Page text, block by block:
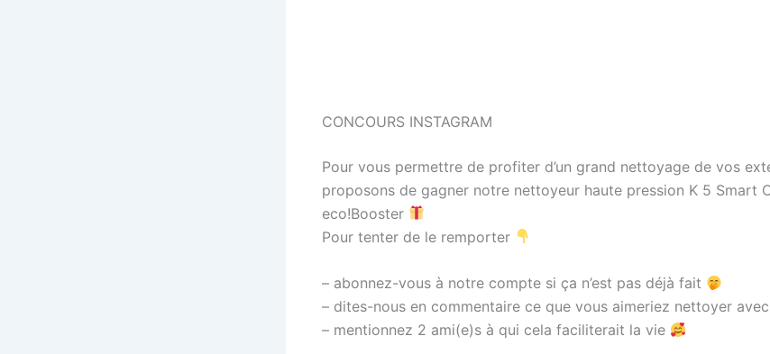
CONCOURS INSTAGRAM
Pour vous permettre de profiter d’un grand nettoyage de vos
proposons de gagner notre nettoyeur haute pression K 5 Smart
eco!Booster
Pour tenter de le remporter
– abonnez-vous à notre compte si ça n’est pas déjà fait
– dites-nous en commentaire ce que vous aimeriez nettoyer avec
– mentionnez 2 ami(e)s à qui cela faciliterait la vie